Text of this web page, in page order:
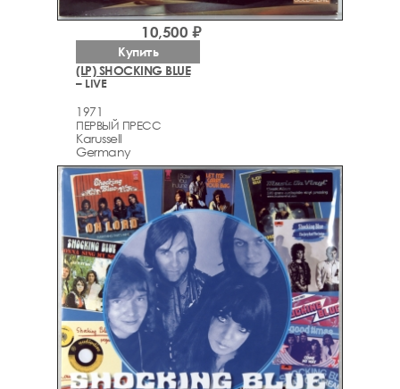
(LP) SHOCKING BLUE
– LIVE
1971
ПЕРВЫЙ ПРЕСС
Karussell
Germany
10,500 ₽
Купить